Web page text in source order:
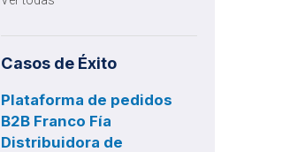
Casos de Éxito
Plataforma de pedidos
B2B Franco Fía
Distribuidora de